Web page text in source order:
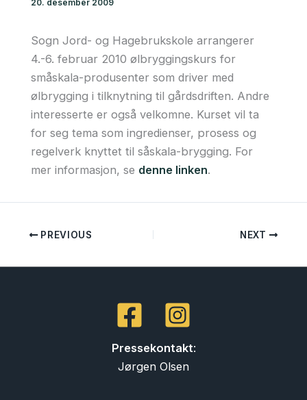
20. desember 2009
Sogn Jord- og Hagebrukskole arrangerer
4.-6. februar 2010 ølbryggingskurs for
småskala-produsenter som driver med
ølbrygging i tilknytning til gårdsdriften. Andre
interesserte er også velkomne. Kurset vil ta
for seg tema som ingredienser, prosess og
regelverk knyttet til såskala-brygging. For
mer informasjon, se denne linken.
PREVIOUS NEXT
Pressekontakt:
Jørgen Olsen